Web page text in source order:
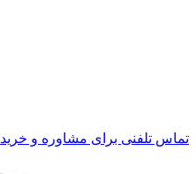
تماس تلفنی برای مشاوره و خرید